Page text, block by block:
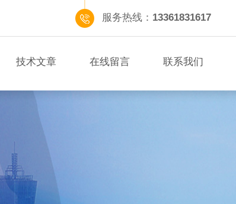
服务热线： 13361831617
技术文章 在线留言 联系我们